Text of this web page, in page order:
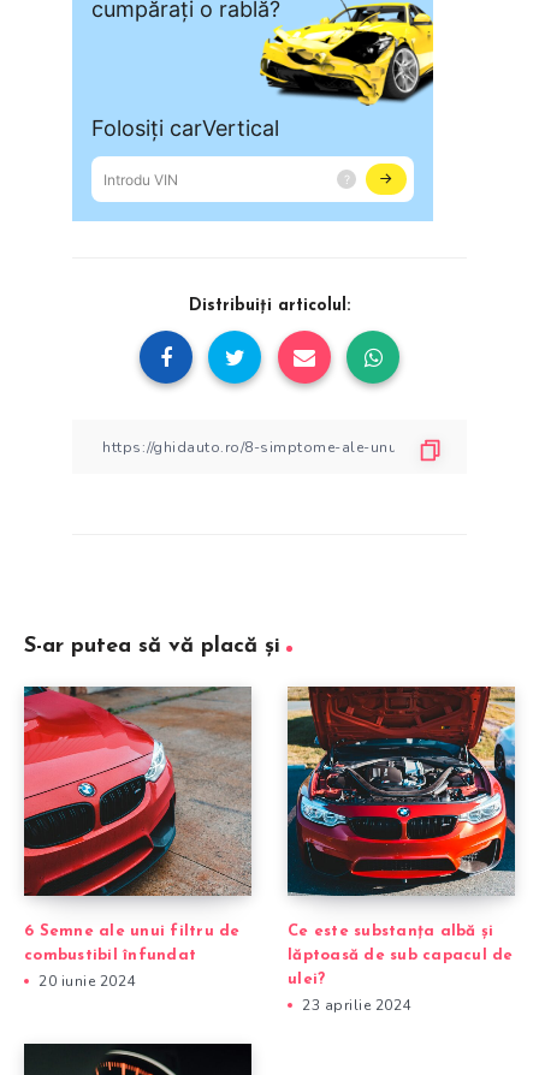
Distribuiți articolul:
S-ar putea să vă placă și
6 Semne ale unui filtru de
combustibil înfundat
20 iunie 2024
Ce este substanța albă și
lăptoasă de sub capacul de
ulei?
23 aprilie 2024